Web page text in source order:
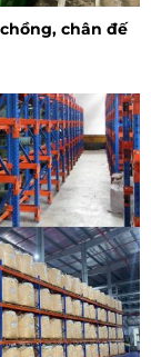
chân đế